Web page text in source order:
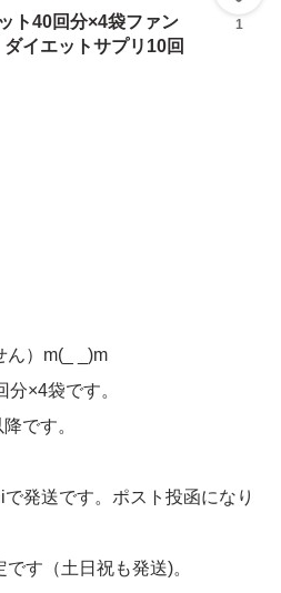
ト40回分×4袋ファン
イエットサプリ10回
1
ん）m(_ _)m
×4袋です。
です。
発送です。ポスト投函になり
す（土日祝も発送)。